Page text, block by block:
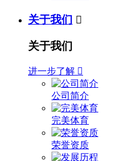
关于我们 
关于我们
进一步了解 
公司简介
完美体育
荣誉资质